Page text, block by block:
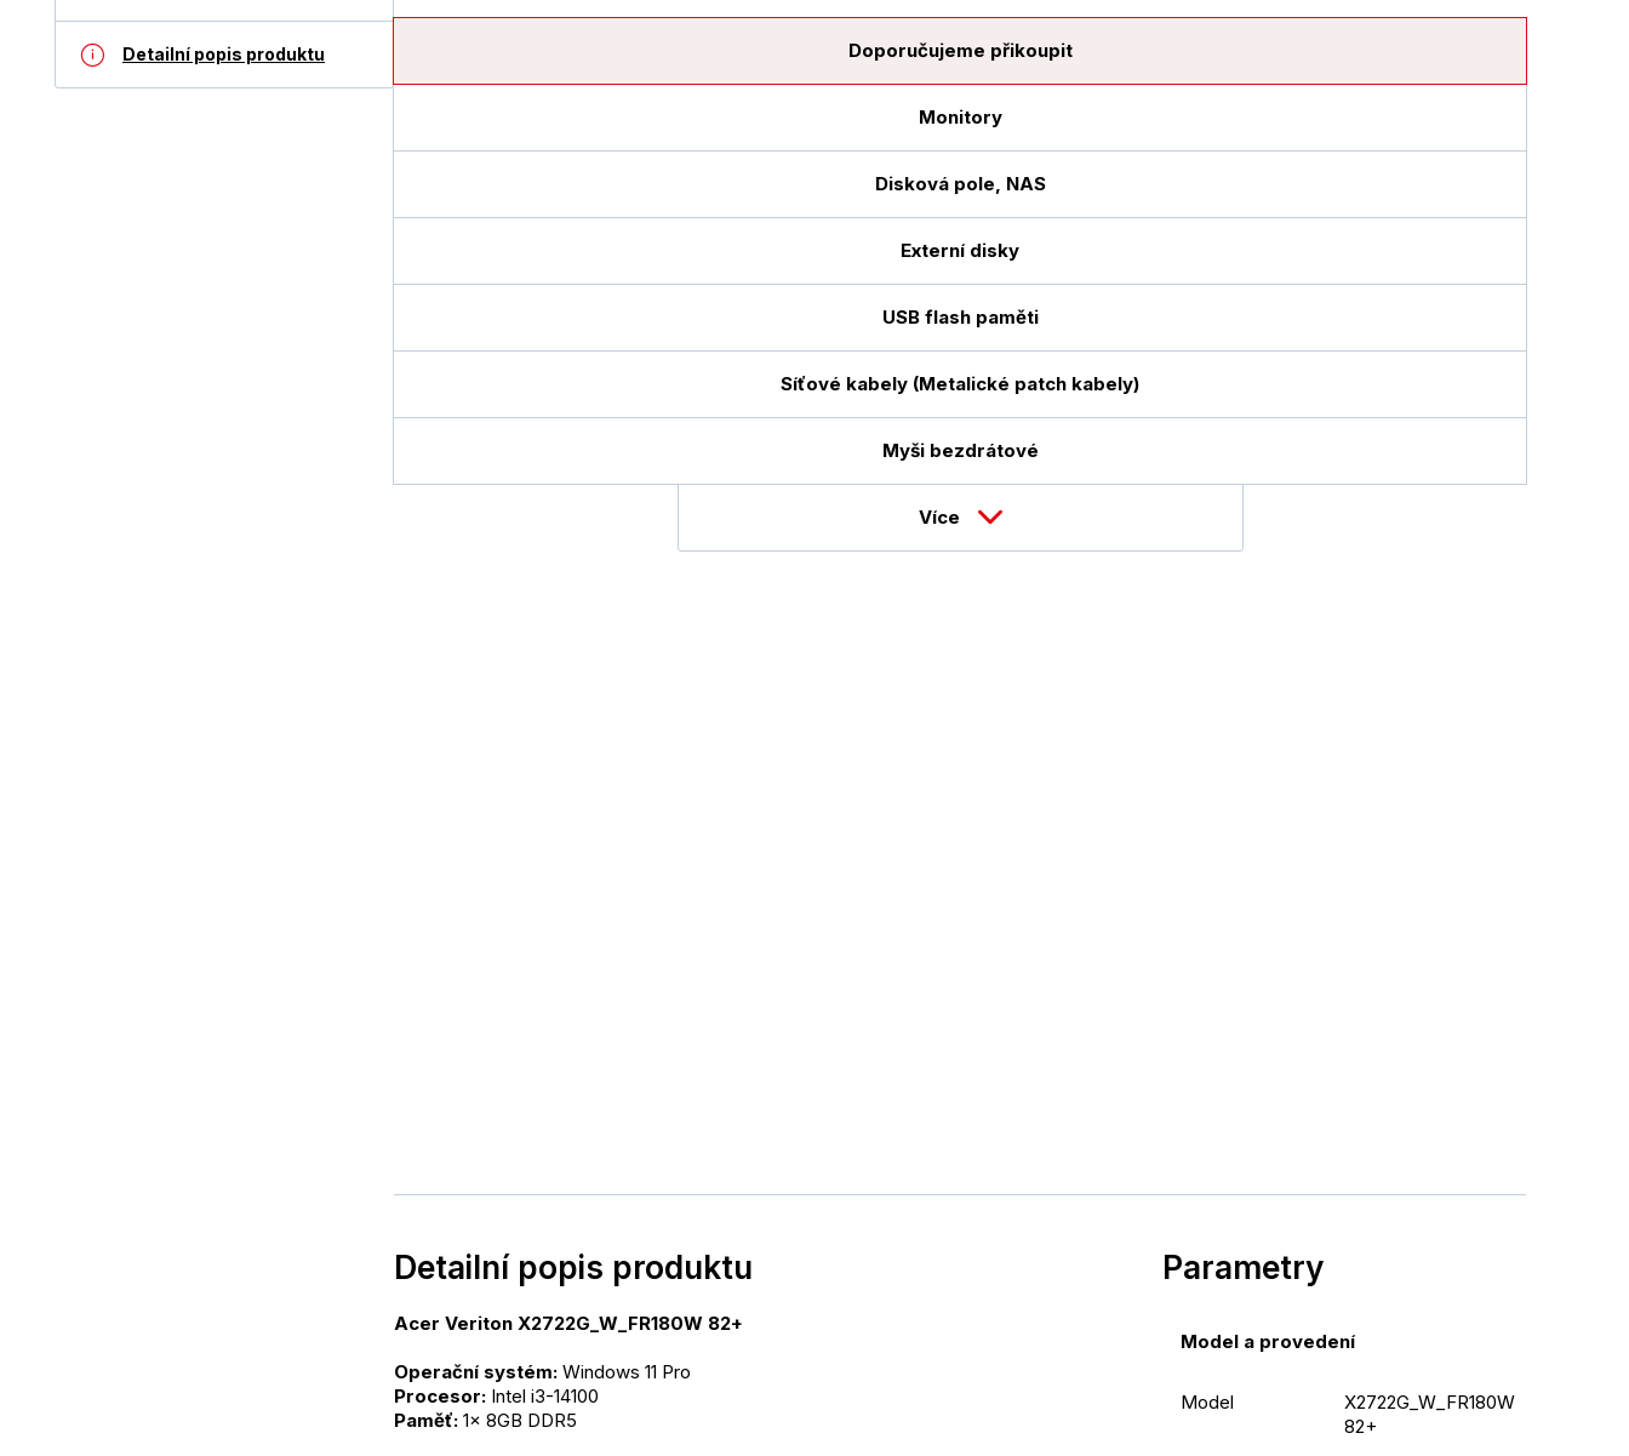
Detailní popis produktu Doporučujeme přikoupit
Monitory
Disková pole, NAS
Externí disky
USB flash paměti
Síťové kabely (Metalické patch kabely)
Myši bezdrátové
Více
Detailní popis produktu
Acer Veriton X2722G_W_FR180W 82+
Operační systém: Windows 11 Pro
Procesor: Intel i3-14100
Paměť: 1x 8GB DDR5
Parametry
Model a provedení
Model
X2722G_W_FR180W
82+